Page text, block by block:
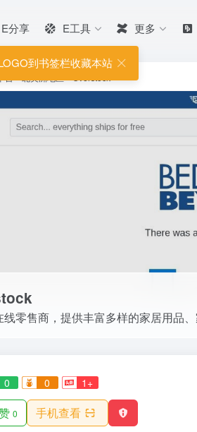
到书签栏收藏本站
E分享 E工具 更多
0 0 1+
0 手机查看
知名的在线零售商，提供丰富多
是购物的不二之选。